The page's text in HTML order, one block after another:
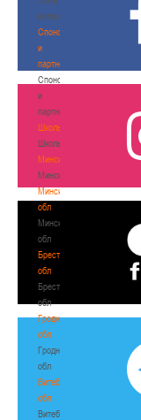
волонтером
Спонсоры
и
партнеры
Спонсоры
и
партнеры
Школы
Школы
Минск
Минск
Минская
обл
Минская
обл
Брестская
обл
Брестская
обл
Гродненская
обл
Гродненская
обл
Витебская
обл
Витебская